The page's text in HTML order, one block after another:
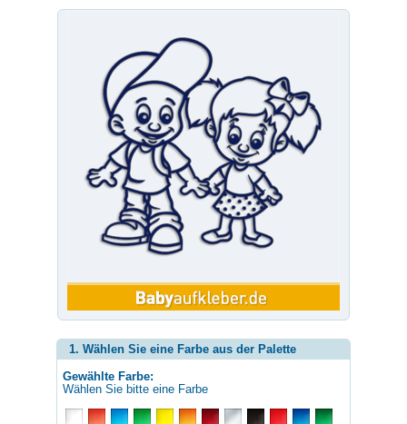
1. Wählen Sie eine Farbe aus der Palette
Gewählte Farbe:
Wählen Sie bitte eine Farbe